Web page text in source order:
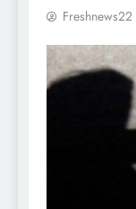
Freshnews22